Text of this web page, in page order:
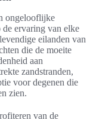
ongelooflijke
ervaring van elke
eilanden van
die de moeite
aan
zandstranden,
voor degenen die
zien.
van de